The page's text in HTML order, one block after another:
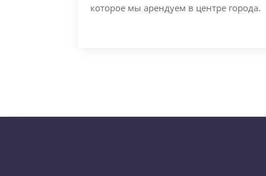
которое мы арендуем в центре города.